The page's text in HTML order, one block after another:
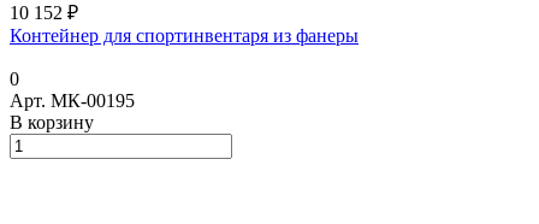
10 152 ₽
Контейнер для спортинвентаря из фанеры
0
Арт. МК-00195
В корзину